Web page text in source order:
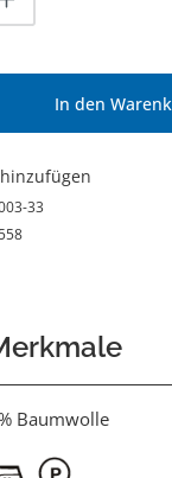
In den
33
Baumwolle